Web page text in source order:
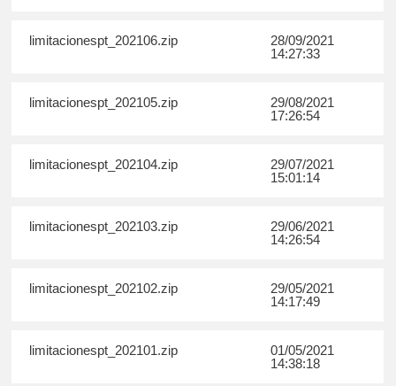
limitacionespt_202106.zip
28/09/2021
14:27:33
limitacionespt_202105.zip
29/08/2021
17:26:54
limitacionespt_202104.zip
29/07/2021
15:01:14
limitacionespt_202103.zip
29/06/2021
14:26:54
limitacionespt_202102.zip
29/05/2021
14:17:49
limitacionespt_202101.zip
01/05/2021
14:38:18